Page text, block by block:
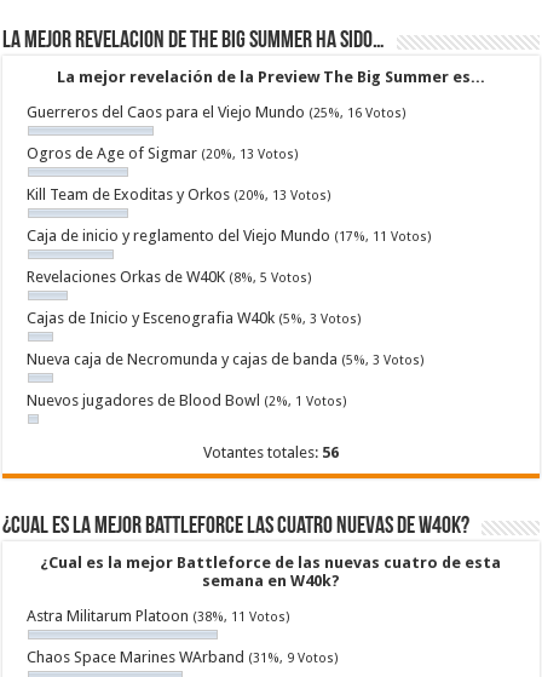
La mejor revelacion de The Big Summer ha sido…
La mejor revelación de la Preview The Big Summer es...
Guerreros del Caos para el Viejo Mundo (25%, 16 Votos)
Ogros de Age of Sigmar (20%, 13 Votos)
Kill Team de Exoditas y Orkos (20%, 13 Votos)
Caja de inicio y reglamento del Viejo Mundo (17%, 11 Votos)
Revelaciones Orkas de W40K (8%, 5 Votos)
Cajas de Inicio y Escenografia W40k (5%, 3 Votos)
Nueva caja de Necromunda y cajas de banda (5%, 3 Votos)
Nuevos jugadores de Blood Bowl (2%, 1 Votos)
Votantes totales: 56
¿Cual es la mejor Battleforce las cuatro nuevas de W40k?
¿Cual es la mejor Battleforce de las nuevas cuatro de esta
semana en W40k?
Astra Militarum Platoon (38%, 11 Votos)
Chaos Space Marines WArband (31%, 9 Votos)